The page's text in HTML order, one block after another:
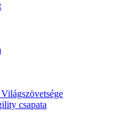
csapata